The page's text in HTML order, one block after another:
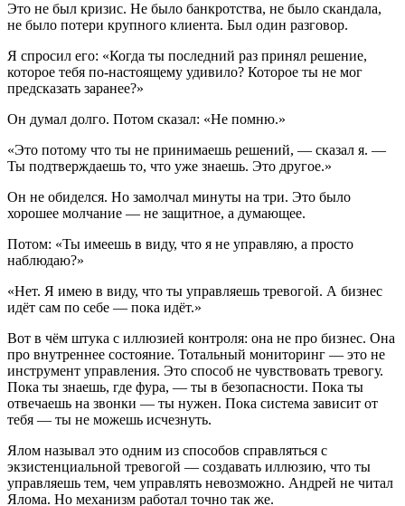
Это не был кризис. Не было банкротства, не было скандала,
не было потери крупного клиента. Был один разговор.
Я спросил его: «Когда ты последний раз принял решение,
которое тебя по-настоящему удивило? Которое ты не мог
предсказать заранее?»
Он думал долго. Потом сказал: «Не помню.»
«Это потому что ты не принимаешь решений, — сказал я. —
Ты подтверждаешь то, что уже знаешь. Это другое.»
Он не обиделся. Но замолчал минуты на три. Это было
хорошее молчание — не защитное, а думающее.
Потом: «Ты имеешь в виду, что я не управляю, а просто
наблюдаю?»
«Нет. Я имею в виду, что ты управляешь тревогой. А бизнес
идёт сам по себе — пока идёт.»
Вот в чём штука с иллюзией контроля: она не про бизнес. Она
про внутреннее состояние. Тотальный мониторинг — это не
инструмент управления. Это способ не чувствовать тревогу.
Пока ты знаешь, где фура, — ты в безопасности. Пока ты
отвечаешь на звонки — ты нужен. Пока система зависит от
тебя — ты не можешь исчезнуть.
Ялом называл это одним из способов справляться с
экзистенциальной тревогой — создавать иллюзию, что ты
управляешь тем, чем управлять невозможно. Андрей не читал
Ялома. Но механизм работал точно так же.